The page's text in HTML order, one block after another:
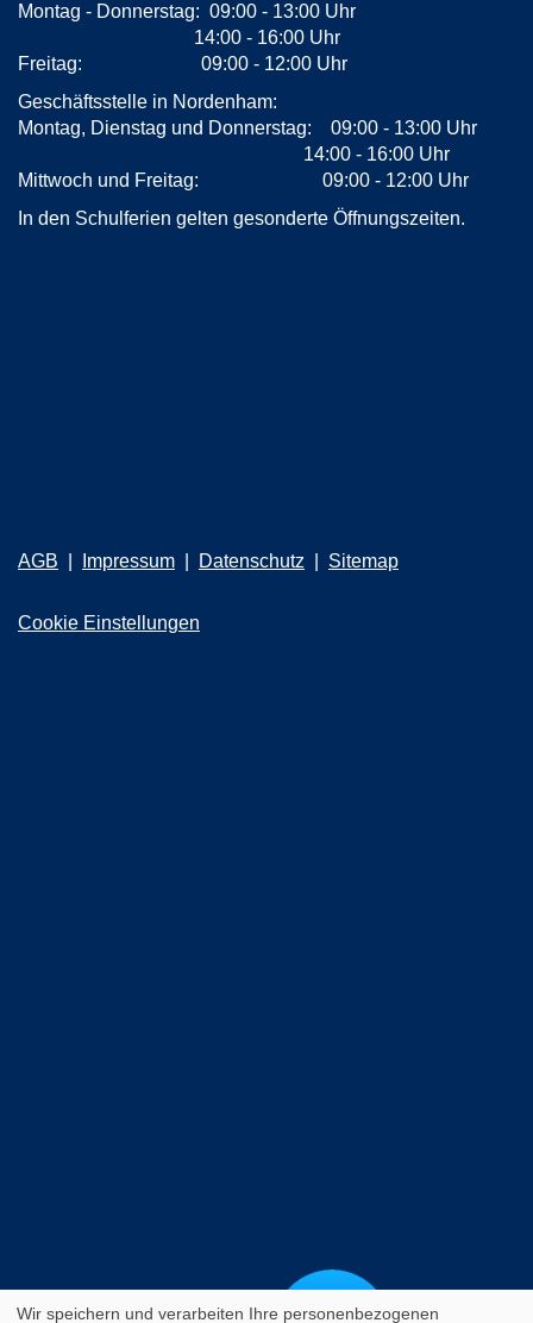
Montag - Donnerstag: 09:00 - 13:00 Uhr
14:00 - 16:00 Uhr
Freitag: 09:00 - 12:00 Uhr
Geschäftsstelle in Nordenham:
Montag, Dienstag und Donnerstag: 09:00 - 13:00 Uhr
14:00 - 16:00 Uhr
Mittwoch und Freitag: 09:00 - 12:00 Uhr
In den Schulferien gelten gesonderte Öffnungszeiten.
AGB Impressum Datenschutz Sitemap
Cookie Einstellungen
Wir speichern und verarbeiten Ihre personenbezogenen